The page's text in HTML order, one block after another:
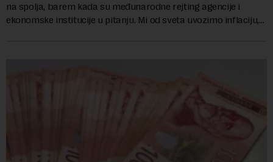
na spolja, barem kada su međunarodne rejting agencije i
ekonomske institucije u pitanju. Mi od sveta uvozimo inflaciju,